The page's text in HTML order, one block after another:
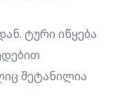
ტური იწყება
შეტანილია